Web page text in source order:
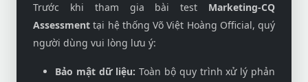
Trước khi tham gia bài test Marketing-CQ
Assessment tại hệ thống Võ Việt Hoàng Official, quý
người dùng vui lòng lưu ý:
Bảo mật dữ liệu: Toàn bộ quy trình xử lý phản